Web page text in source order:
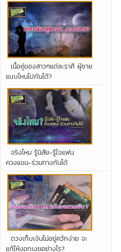
เนื้อคู่ของสาวๆแต่ละราศี ผู้ชาย
แบบไหนไปกันได้?
จริงไหม รู้นิสัย-รู้ใจแฟน
ควงแขน-ร่วมทางกันได้
ดวงเก็บเงินไม่อยู่ควักง่าย จะ
แก้ให้งอกเงยอย่างไร?